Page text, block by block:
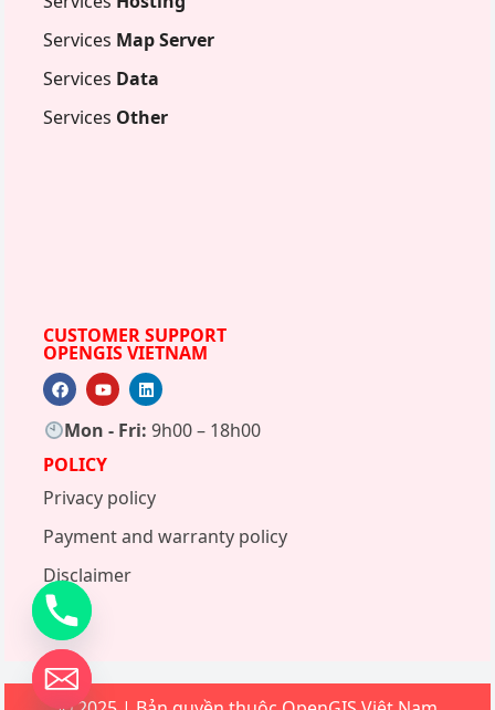
Services Map Server
Services Data
Services Other
CUSTOMER SUPPORT
OPENGIS VIETNAM
Mon - Fri: 9h00 – 18h00
POLICY
Privacy policy
Payment and warranty policy
Disclaimer
chaty